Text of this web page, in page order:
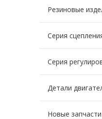
Резиновые
Серия
Серия
Детали